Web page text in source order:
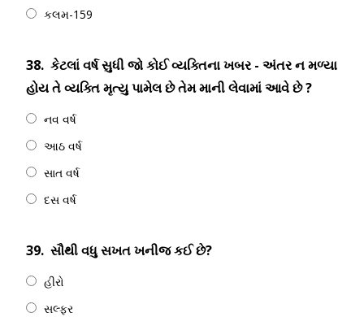
કલમ-159
38. કેટલાં વર્ષ સુધી જો કોઈ વ્યક્તિના ખબર - અંતર ન મળ્યા
હોય તે વ્યક્તિ મૃત્યુ પામેલ છે તેમ માની લેવામાં આવે છે ?
નવ વર્ષ
આઠ વર્ષ
સાત વર્ષ
દસ વર્ષ
39. સૌથી વધુ સખત ખનીજ કઈ છે?
હીરો
સલ્ફર